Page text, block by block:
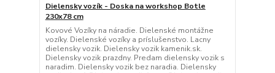
Dielensky vozík - Doska na workshop Botle
230x78 cm
Kovové Vozíky na náradie. Dielenské montážne
vozíky. Dielenské vozíky a príslušenstvo. Lacny
dielensky vozik. Dielensky vozik kamenik.sk.
Dielensky vozik prazdny. Predam dielensky vozik s
naradim. Dielensky vozik bez naradia. Dielensky